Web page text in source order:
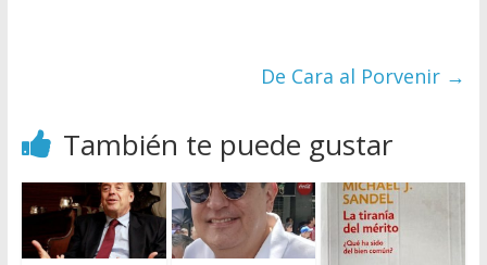
De Cara al Porvenir →
También te puede gustar